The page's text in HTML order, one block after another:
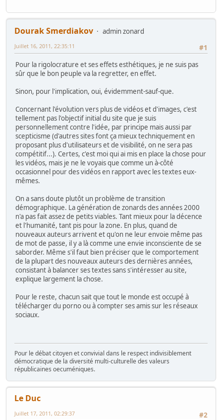
Dourak Smerdiakov
admin zonard
#1
Juillet 16, 2011, 22:35:11
Pour la rigolocrature et ses effets esthétiques, je ne suis pas
sûr que le bon peuple va la regretter, en effet.
Sinon, pour l'implication, oui, évidemment-sauf-que.
Concernant l'évolution vers plus de vidéos et d'images, c'est
tellement pas l'objectif initial du site que je suis
personnellement contre l'idée, par principe mais aussi par
scepticisme (d'autres sites font ça mieux techniquement en
proposant plus d'utilisateurs et de visibilité, on ne sera pas
compétitif...). Certes, c'est moi qui ai mis en place la chose pour
les vidéos, mais je ne le voyais que comme un à-côté
occasionnel pour des vidéos en rapport avec les textes eux-
mêmes.
On a sans doute plutôt un problème de transition
démographique. La génération de zonards des années 2000
n'a pas fait assez de petits viables. Tant mieux pour la décence
et l'humanité, tant pis pour la zone. En plus, quand de
nouveaux auteurs arrivent et qu'on ne leur envoie même pas
de mot de passe, il y a là comme une envie inconsciente de se
saborder. Même s'il faut bien préciser que le comportement
de la plupart des nouveaux auteurs des dernières années,
consistant à balancer ses textes sans s'intéresser au site,
explique largement la chose.
Pour le reste, chacun sait que tout le monde est occupé à
télécharger du porno ou à compter ses amis sur les réseaux
sociaux.
Pour le débat citoyen et convivial dans le respect indivisiblement
démocratique de la diversité multi-culturelle des valeurs
républicaines oecuméniques.
Le Duc
#2
Juillet 17, 2011, 02:29:37